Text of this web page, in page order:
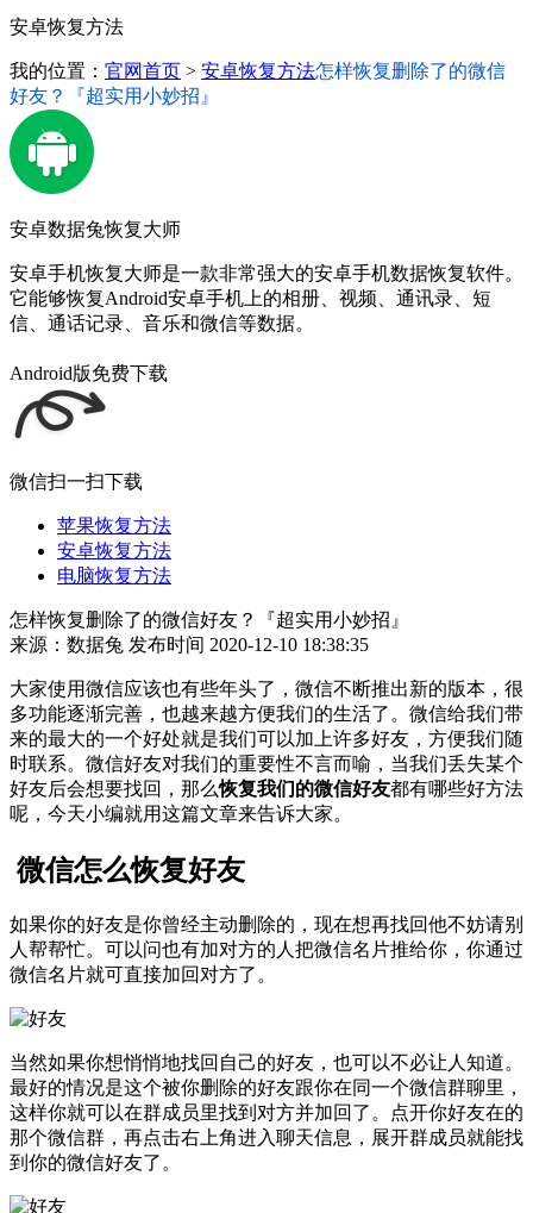
安卓恢复方法
我的位置： 官网首页 > 安卓恢复方法怎样恢复删除了的微信
好友？『超实用小妙招』
安卓数据兔恢复大师
安卓手机恢复大师是一款非常强大的安卓手机数据恢复软件。
它能够恢复Android安卓手机上的相册、视频、通讯录、短
信、通话记录、音乐和微信等数据。
Android版免费下载
微信扫一扫下载
苹果恢复方法
安卓恢复方法
电脑恢复方法
怎样恢复删除了的微信好友？『超实用小妙招』
来源：数据兔 发布时间 2020-12-10 18:38:35
大家使用微信应该也有些年头了，微信不断推出新的版本，很
多功能逐渐完善，也越来越方便我们的生活了。微信给我们带
来的最大的一个好处就是我们可以加上许多好友，方便我们随
时联系。微信好友对我们的重要性不言而喻，当我们丢失某个
好友后会想要找回，那么恢复我们的微信好友都有哪些好方法
呢，今天小编就用这篇文章来告诉大家。
微信怎么恢复好友
如果你的好友是你曾经主动删除的，现在想再找回他不妨请别
人帮帮忙。可以问也有加对方的人把微信名片推给你，你通过
微信名片就可直接加回对方了。
当然如果你想悄悄地找回自己的好友，也可以不必让人知道。
最好的情况是这个被你删除的好友跟你在同一个微信群聊里，
这样你就可以在群成员里找到对方并加回了。点开你好友在的
那个微信群，再点击右上角进入聊天信息，展开群成员就能找
到你的微信好友了。